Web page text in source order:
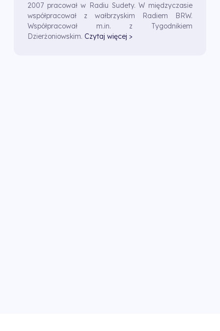
2007 pracował w Radiu Sudety. W międzyczasie
współpracował z wałbrzyskim Radiem BRW.
Współpracował m.in. z Tygodnikiem
Dzierżoniowskim. Czytaj więcej >